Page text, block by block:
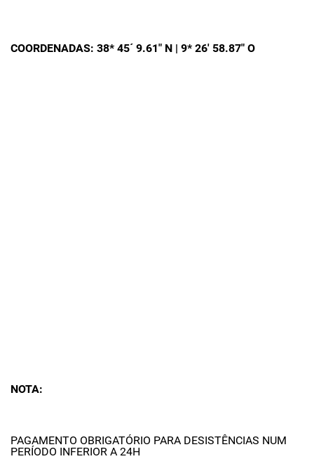
COORDENADAS: 38* 45´ 9.61″ N | 9* 26′ 58.87″ O
NOTA:
PAGAMENTO OBRIGATÓRIO PARA DESISTÊNCIAS NUM
PERÍODO INFERIOR A 24H